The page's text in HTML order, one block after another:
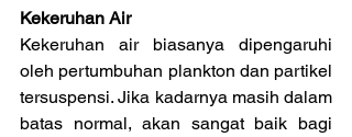
Kekeruhan Air
Kekeruhan air biasanya dipengaruhi
oleh pertumbuhan plankton dan partikel
tersuspensi. Jika kadarnya masih dalam
batas normal, akan sangat baik bagi